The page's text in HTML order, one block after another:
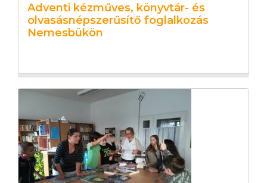
Adventi kézműves, könyvtár- és
olvasásnépszerűsítő foglalkozás
Nemesbükön